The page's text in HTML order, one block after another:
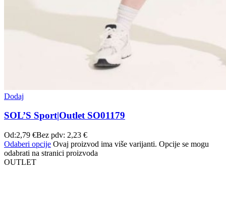
Dodaj
SOL’S Sport|Outlet SO01179
Od:2,79 €Bez pdv: 2,23 €
Odaberi opcije Ovaj proizvod ima više varijanti. Opcije se mogu
odabrati na stranici proizvoda
OUTLET